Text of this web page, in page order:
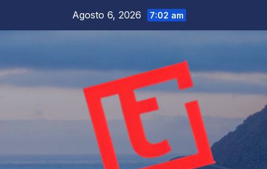
Agosto 6, 2026 7:02 am